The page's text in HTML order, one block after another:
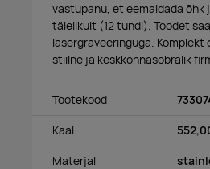
vastupanu, et eemaldada õhk
täielikult (12 tundi). Toodet
lasergraveeringuga.
stiilne ja keskkonnasõbralik
Tootekood
Kaal
Materjal